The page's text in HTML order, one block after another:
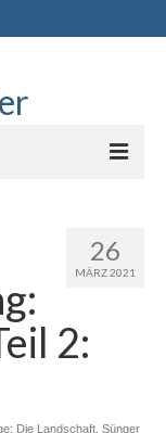
26
MÄRZ 2021
2:
Die Landschaft Sünger